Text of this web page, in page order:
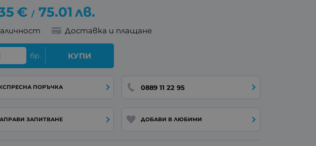
€ / 75.01 лв.
Доставка и плащане
бр. КУПИ
ПОРЪЧКА 0889 11 22 95
ЗАПИТВАНЕ ДОБАВИ В ЛЮБИМИ